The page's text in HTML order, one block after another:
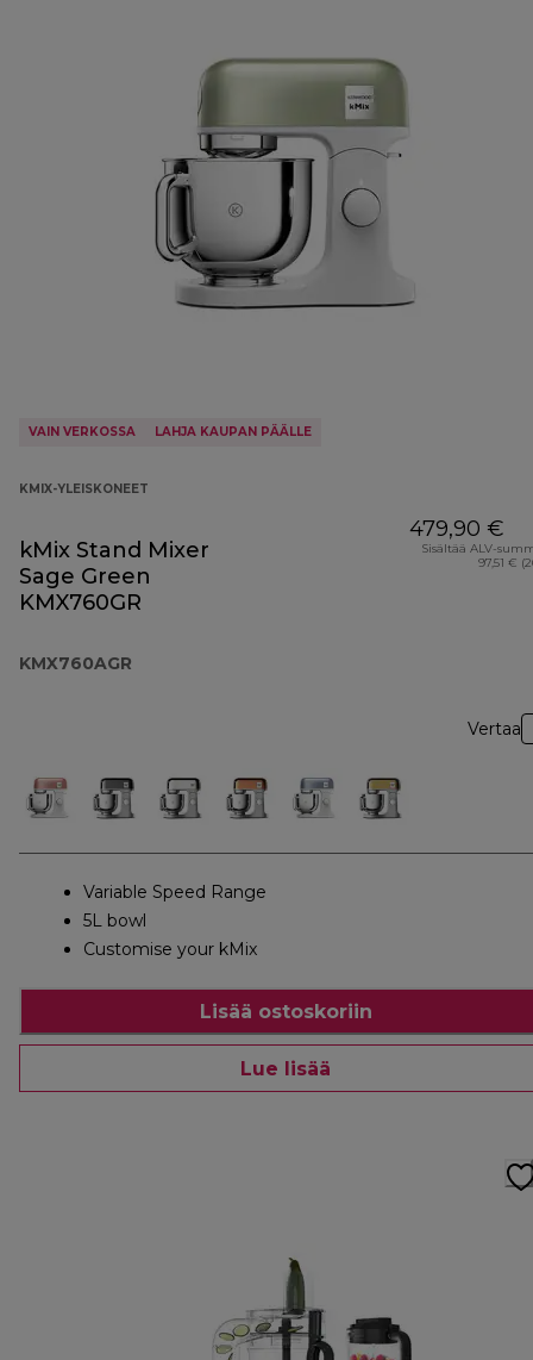
VAIN VERKOSSA LAHJA KAUPAN PÄÄLLE
KMIX-YLEISKONEET
kMix Stand Mixer
Sage Green
KMX760GR
KMX760AGR
479,90 €
Sisältää ALV-
97,51 €
Vertaa
Variable Speed Range
5L bowl
Customise your kMix
Lisää ostoskoriin
Lue lisää